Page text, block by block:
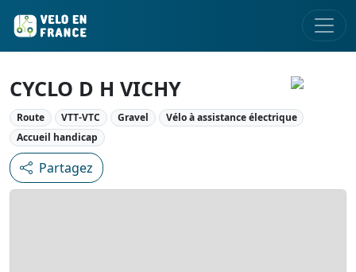
CYCLO D H VICHY
Route VTT-VTC Gravel
Vélo à assistance électrique
Accueil handicap
Partagez